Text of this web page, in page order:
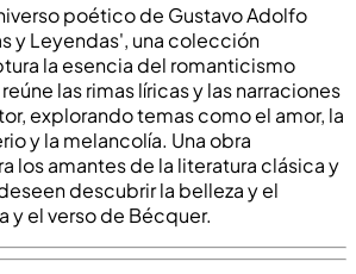
poético de Gustavo Adolfo
y Leyendas', una colección
la esencia del romanticismo
las rimas líricas y las narraciones
explorando temas como el amor, la
y la melancolía. Una obra
los amantes de la literatura clásica y
descubrir la belleza y el
y el verso de Bécquer.